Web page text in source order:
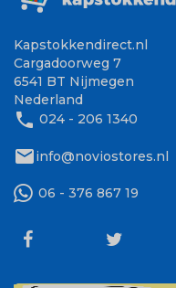
Kapstokkendirect.nl
Cargadoorweg 7
6541 BT Nijmegen
Nederland
phone 024 - 206 1340
mailinfo@noviostores.nl
06 - 376 867 19